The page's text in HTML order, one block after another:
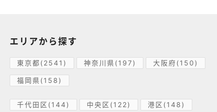
エリアから探す
東京都(2541) 神奈川県(197) 大阪府(150)
福岡県(158)
千代田区(144) 中央区(122) 港区(148)